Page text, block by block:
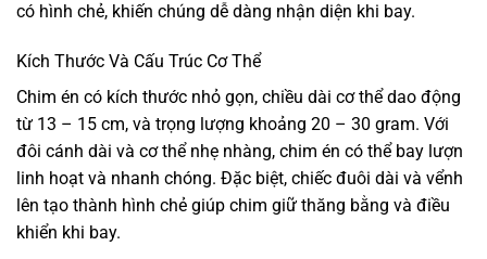
có hình chẻ, khiến chúng dễ dàng nhận diện khi bay.
Kích Thước Và Cấu Trúc Cơ Thể
Chim én có kích thước nhỏ gọn, chiều dài cơ thể dao động
từ 13 – 15 cm, và trọng lượng khoảng 20 – 30 gram. Với
đôi cánh dài và cơ thể nhẹ nhàng, chim én có thể bay lượn
linh hoạt và nhanh chóng. Đặc biệt, chiếc đuôi dài và vểnh
lên tạo thành hình chẻ giúp chim giữ thăng bằng và điều
khiển khi bay.